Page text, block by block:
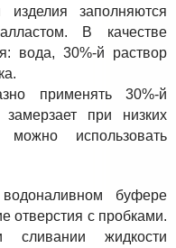
заполняются
В качестве
вода, 30%-й раствор
применять 30%-й
при низких
использовать
буфере
отверстия с пробками.
жидкости